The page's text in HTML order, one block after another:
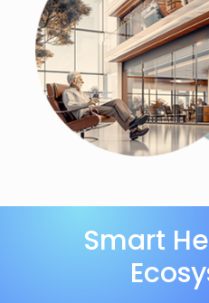
Smart